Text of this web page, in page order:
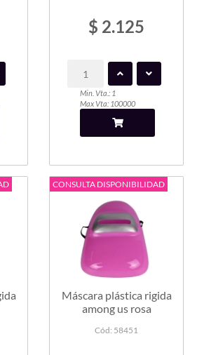
$ 2.125
Min. Vta.: 1
Max Vta: 100000
CONSULTA DISPONIBILIDAD
Máscara plástica rigida
among us rosa
Cód: 58451